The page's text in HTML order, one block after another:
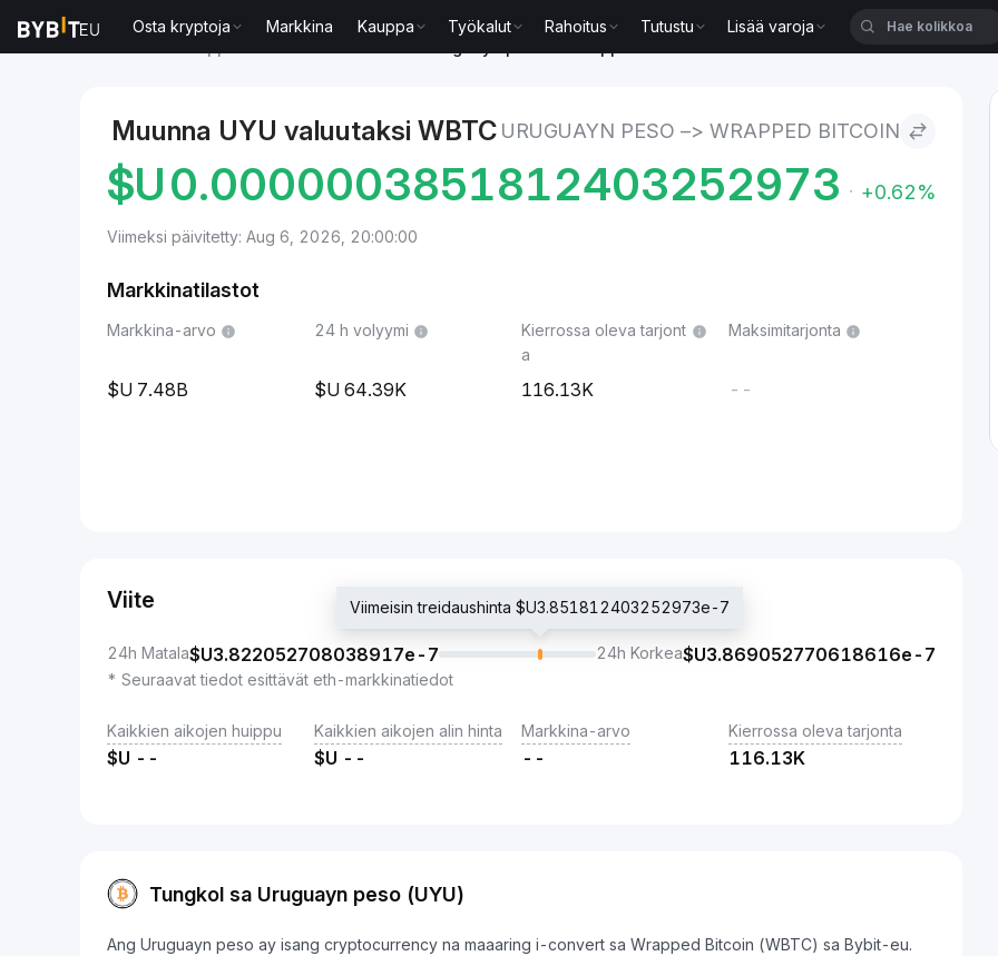
Osta kryptoja Markkina Kauppa Työkalut Rahoitus Tutustu
Lisää varoja
Muunna UYU valuutaksi WBTC URUGUAYN PESO –> WRAPPED BITCOIN
$U0.0000003851812403252973 +0.62%
Viimeksi päivitetty: Aug 6, 2026, 20:00:00
Markkinatilastot
Markkina-arvo
7.48B
24 h volyymi
64.39K
Kierrossa oleva tarjont
a
116.13K
Maksimitarjonta
--
Viite
24h Matala$U3.822052708038917e-7
Viimeisin treidaushinta $U3.851812403252973e-7
24h Korkea$U3.869052770618616e-7
* Seuraavat tiedot esittävät eth-markkinatiedot
Kaikkien aikojen huippu
$U --
Kaikkien aikojen alin hinta
$U --
Markkina-arvo
--
Kierrossa oleva tarjonta
116.13K
Tungkol sa Uruguayn peso (UYU)
Ang Uruguayn peso ay isang cryptocurrency na maaaring i-convert sa Wrapped Bitcoin (WBTC) sa Bybit-eu.